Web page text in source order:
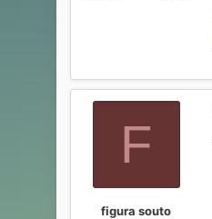
F
figura souto